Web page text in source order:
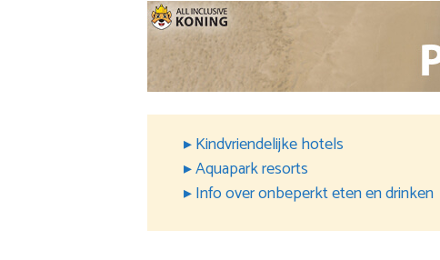
▸ Kindvriendelijke hotels
▸ Aquapark resorts
▸ Info over onbeperkt eten en drinken